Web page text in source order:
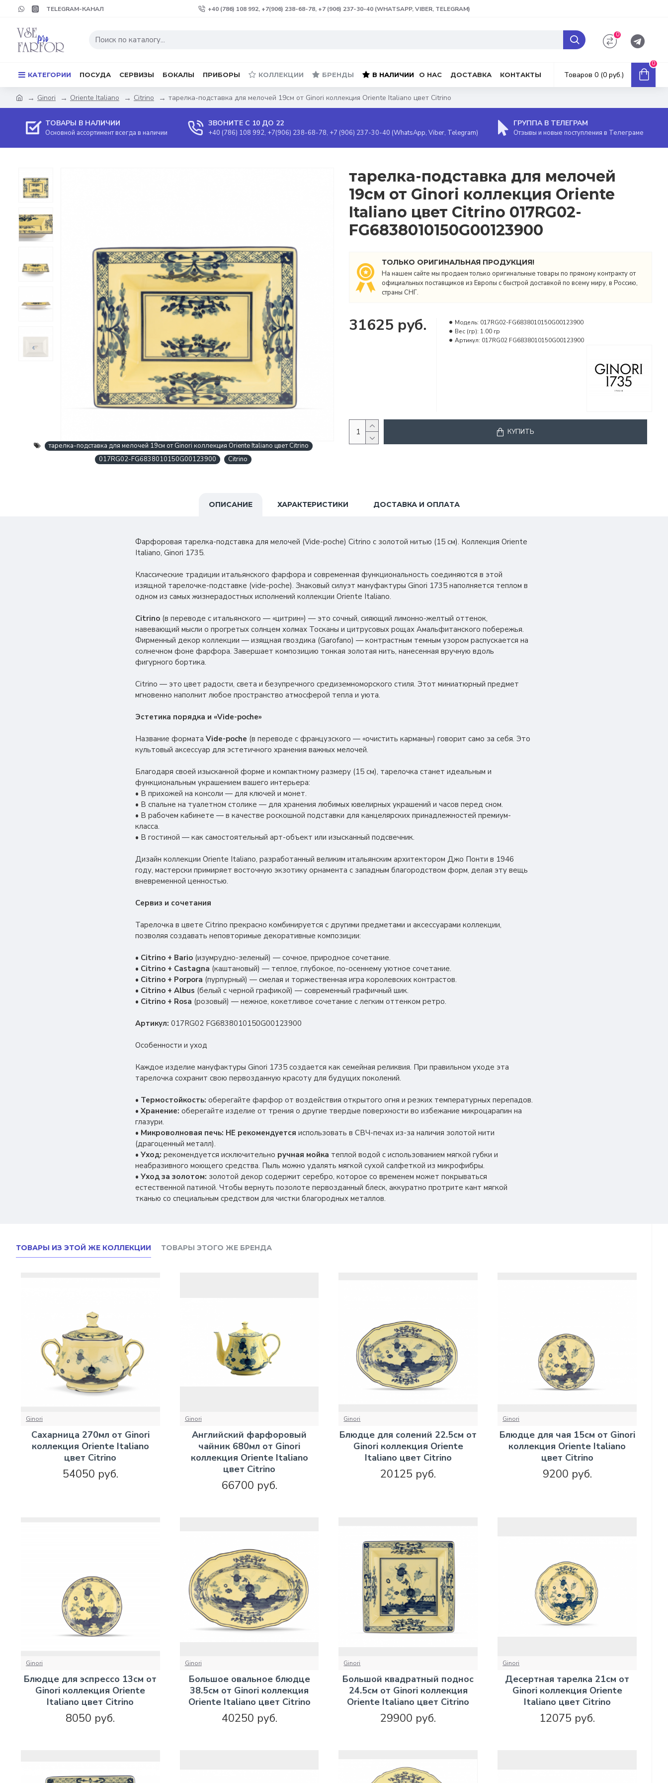
TELEGRAM-КАНАЛ +40 (786) 108 992, +7(906) 238-68-78, +7 (906) 237-30-40 (WHATSAPP, VIBER, TELEGRAM)
0
КАТЕГОРИИ ПОСУДА СЕРВИЗЫ БОКАЛЫ ПРИБОРЫ КОЛЛЕКЦИИ БРЕНДЫ В НАЛИЧИИ О НАС ДОСТАВКА КОНТАКТЫ Товаров 0 (0 руб.)
0
Ginori Oriente Italiano Citrino тарелка-подставка для мелочей 19см от Ginori коллекция Oriente Italiano цвет Citrino
ТОВАРЫ В НАЛИЧИИ
Основной ассортимент всегда в наличии
ЗВОНИТЕ С 10 ДО 22
+40 (786) 108 992, +7(906) 238-68-78, +7 (906) 237-30-40 (WhatsApp, Viber, Telegram)
ГРУППА В ТЕЛЕГРАМ
Отзывы и новые поступления в Телеграме
тарелка-подставка для мелочей 19см от Ginori коллекция Oriente Italiano цвет Citrino
017RG02-FG6838010150G00123900
Citrino
тарелка-подставка для мелочей
19см от Ginori коллекция Oriente
Italiano цвет Citrino 017RG02-
FG6838010150G00123900
ТОЛЬКО ОРИГИНАЛЬНАЯ ПРОДУКЦИЯ!
На нашем сайте мы продаем только оригинальные товары по прямому контракту от
официальных поставщиков из Европы с быстрой доставкой по всему миру, в Россию,
страны СНГ.
31625 руб. Модель: 017RG02-FG6838010150G00123900
Вес (гр): 1.00 гр
Артикул: 017RG02 FG6838010150G00123900
КУПИТЬ
ОПИСАНИЕ ХАРАКТЕРИСТИКИ ДОСТАВКА И ОПЛАТА
Фарфоровая тарелка-подставка для мелочей (Vide-poche) Citrino с золотой нитью (15 см). Коллекция Oriente
Italiano, Ginori 1735.
Классические традиции итальянского фарфора и современная функциональность соединяются в этой
изящной тарелочке-подставке (vide-poche). Знаковый силуэт мануфактуры Ginori 1735 наполняется теплом в
одном из самых жизнерадостных исполнений коллекции Oriente Italiano.
Citrino (в переводе с итальянского — «цитрин») — это сочный, сияющий лимонно-желтый оттенок,
навевающий мысли о прогретых солнцем холмах Тосканы и цитрусовых рощах Амальфитанского побережья.
Фирменный декор коллекции — изящная гвоздика (Garofano) — контрастным темным узором распускается на
солнечном фоне фарфора. Завершает композицию тонкая золотая нить, нанесенная вручную вдоль
фигурного бортика.
Citrino — это цвет радости, света и безупречного средиземноморского стиля. Этот миниатюрный предмет
мгновенно наполнит любое пространство атмосферой тепла и уюта.
Эстетика порядка и «Vide-poche»
Название формата Vide-poche (в переводе с французского — «очистить карманы») говорит само за себя. Это
культовый аксессуар для эстетичного хранения важных мелочей.
Благодаря своей изысканной форме и компактному размеру (15 см), тарелочка станет идеальным и
функциональным украшением вашего интерьера:
• В прихожей на консоли — для ключей и монет.
• В спальне на туалетном столике — для хранения любимых ювелирных украшений и часов перед сном.
• В рабочем кабинете — в качестве роскошной подставки для канцелярских принадлежностей премиум-
класса.
• В гостиной — как самостоятельный арт-объект или изысканный подсвечник.
Дизайн коллекции Oriente Italiano, разработанный великим итальянским архитектором Джо Понти в 1946
году, мастерски примиряет восточную экзотику орнамента с западным благородством форм, делая эту вещь
вневременной ценностью.
Сервиз и сочетания
Тарелочка в цвете Citrino прекрасно комбинируется с другими предметами и аксессуарами коллекции,
позволяя создавать неповторимые декоративные композиции:
• Citrino + Bario (изумрудно-зеленый) — сочное, природное сочетание.
• Citrino + Castagna (каштановый) — теплое, глубокое, по-осеннему уютное сочетание.
• Citrino + Porpora (пурпурный) — смелая и торжественная игра королевских контрастов.
• Citrino + Albus (белый с черной графикой) — современный графичный шик.
• Citrino + Rosa (розовый) — нежное, кокетливое сочетание с легким оттенком ретро.
Артикул: 017RG02 FG6838010150G00123900
Особенности и уход
Каждое изделие мануфактуры Ginori 1735 создается как семейная реликвия. При правильном уходе эта
тарелочка сохранит свою первозданную красоту для будущих поколений.
• Термостойкость: оберегайте фарфор от воздействия открытого огня и резких температурных перепадов.
• Хранение: оберегайте изделие от трения о другие твердые поверхности во избежание микроцарапин на
глазури.
• Микроволновая печь: НЕ рекомендуется использовать в СВЧ-печах из-за наличия золотой нити
(драгоценный металл).
• Уход: рекомендуется исключительно ручная мойка теплой водой с использованием мягкой губки и
неабразивного моющего средства. Пыль можно удалять мягкой сухой салфеткой из микрофибры.
• Уход за золотом: золотой декор содержит серебро, которое со временем может покрываться
естественной патиной. Чтобы вернуть позолоте первозданный блеск, аккуратно протрите кант мягкой
тканью со специальным средством для чистки благородных металлов.
ТОВАРЫ ИЗ ЭТОЙ ЖЕ КОЛЛЕКЦИИ ТОВАРЫ ЭТОГО ЖЕ БРЕНДА
Ginori
Сахарница 270мл от Ginori
коллекция Oriente Italiano
цвет Citrino
54050 руб.
Ginori
Английский фарфоровый
чайник 680мл от Ginori
коллекция Oriente Italiano
цвет Citrino
66700 руб.
Ginori
Блюдце для солений 22.5см от
Ginori коллекция Oriente
Italiano цвет Citrino
20125 руб.
Ginori
Блюдце для чая 15см от Ginori
коллекция Oriente Italiano
цвет Citrino
9200 руб.
Ginori
Блюдце для эспрессо 13см от
Ginori коллекция Oriente
Italiano цвет Citrino
8050 руб.
Ginori
Большое овальное блюдце
38.5см от Ginori коллекция
Oriente Italiano цвет Citrino
40250 руб.
Ginori
Большой квадратный поднос
24.5см от Ginori коллекция
Oriente Italiano цвет Citrino
29900 руб.
Ginori
Десертная тарелка 21см от
Ginori коллекция Oriente
Italiano цвет Citrino
12075 руб.